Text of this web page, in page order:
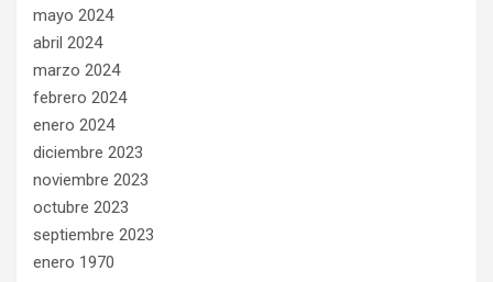
mayo 2024
abril 2024
marzo 2024
febrero 2024
enero 2024
diciembre 2023
noviembre 2023
octubre 2023
septiembre 2023
enero 1970